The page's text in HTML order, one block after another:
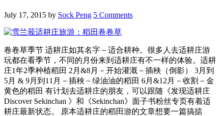
July 17, 2015 by Sock Peng 5 Comments
卷卷草季节 适耕庄如其名字－适合耕种。很多人去适耕庄游
玩都在看季节，不同的月份来到适耕庄有不一样的体验。适耕
庄1年2季种植稻田 2月&8月－开始灌溉－插秧（倒影） 3月到
5月 & 9月到11月－插秧－绿油油的稻田 6月&12月－收割－金
黄色的稻田 有计划去适耕庄的朋友，可以跟随《发现适耕庄
Discover Sekinchan 》和《Sekinchan》面子书粉丝专页有着适
耕庄最新状态。 原本适耕庄的稻田游的文章想要一篇搞掂